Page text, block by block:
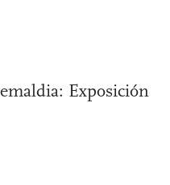
Exposición